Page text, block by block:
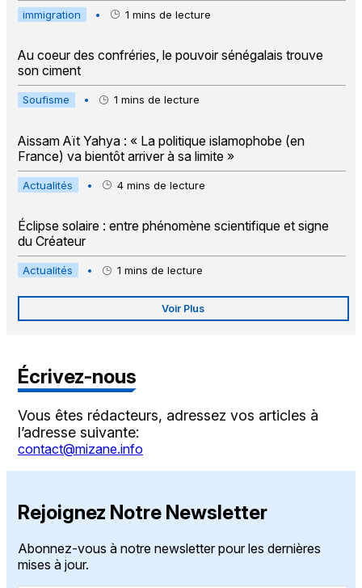
immigration • 1 mins de lecture
Au coeur des confréries, le pouvoir sénégalais trouve
son ciment
Soufisme • 1 mins de lecture
Aissam Aït Yahya : « La politique islamophobe (en
France) va bientôt arriver à sa limite »
Actualités • 4 mins de lecture
Éclipse solaire : entre phénomène scientifique et signe
du Créateur
Actualités • 1 mins de lecture
Voir Plus
Écrivez-nous
Vous êtes rédacteurs, adressez vos articles à
l’adresse suivante:
contact@mizane.info
Rejoignez Notre Newsletter
Abonnez-vous à notre newsletter pour les dernières
mises à jour.